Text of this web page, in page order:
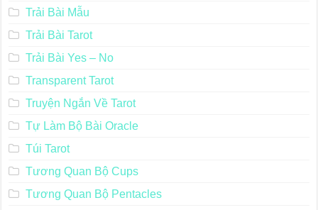
Trải Bài Mẫu
Trải Bài Tarot
Trải Bài Yes – No
Transparent Tarot
Truyện Ngắn Về Tarot
Tự Làm Bộ Bài Oracle
Túi Tarot
Tương Quan Bộ Cups
Tương Quan Bộ Pentacles